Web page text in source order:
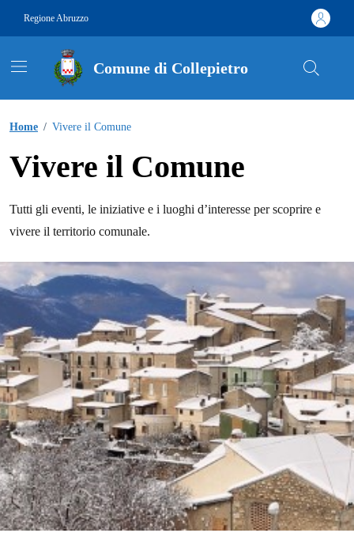
Regione Abruzzo
Comune di Collepietro
Home / Vivere il Comune
Vivere il Comune
Tutti gli eventi, le iniziative e i luoghi d’interesse per scoprire e
vivere il territorio comunale.